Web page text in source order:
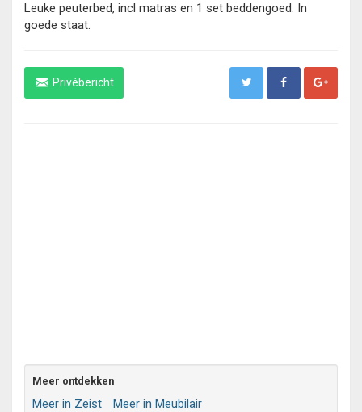
Leuke peuterbed, incl matras en 1 set beddengoed. In
goede staat.
Privébericht
Meer ontdekken
Meer in Zeist
Meer in Meubilair